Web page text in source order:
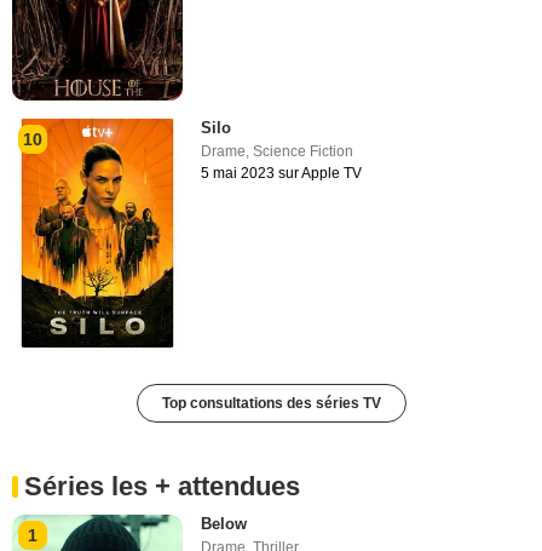
10
Silo
Drame,Science Fiction
5 mai 2023 sur Apple TV
Top consultations des séries TV
Séries les + attendues
1
Below
Drame ,Thriller